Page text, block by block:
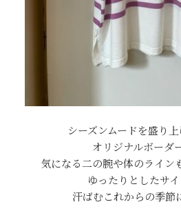
シーズンムードを盛り
オリジナルボーダ
気になる二の腕や体のライン
ゆったりとしたサ
汗ばむこれからの季節